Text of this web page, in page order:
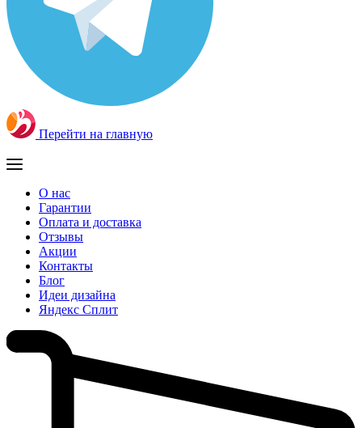
Перейти на главную
О нас
Гарантии
Оплата и доставка
Отзывы
Акции
Контакты
Блог
Идеи дизайна
Яндекс Сплит